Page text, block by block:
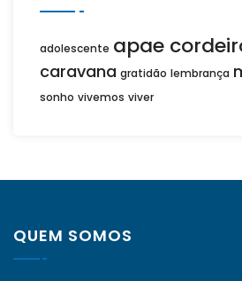
adolescente apae
caravana gratidão lembrança
sonho vivemos viver
QUEM SOMOS